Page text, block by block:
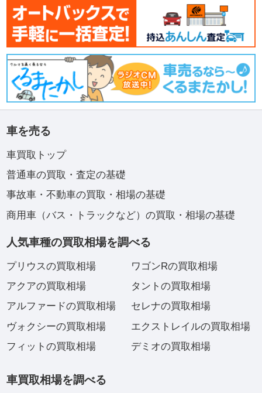
車を売る
車買取トップ
普通車の買取・査定の基礎
事故車・不動車の買取・相場の基礎
商用車（バス・トラックなど）の買取・相場の基礎
人気車種の買取相場を調べる
プリウスの買取相場
アクアの買取相場
アルファードの買取相場
ヴォクシーの買取相場
フィットの買取相場
ワゴンRの買取相場
タントの買取相場
セレナの買取相場
エクストレイルの買取相場
デミオの買取相場
車買取相場を調べる